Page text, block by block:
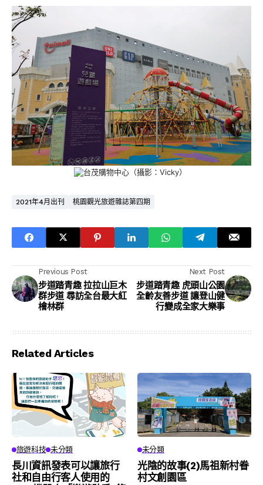
台茂購物中心（攝影：Vicky）
2021年4月出刊 桃園觀光旅遊雜誌第四期
Previous Post
步道踏青趣 拉拉山巨木
群步道 尋訪全台最大紅
檜林群
Next Post
步道踏青趣 虎頭山公園
全齡友善步道 讓登山健
行變成全家大樂事
Related Articles
旅遊科技 未分類
長川資訊發表可以讓旅行
社和自由行客人使用的
未分類
光陰的故事(2)馬祖新村眷
村文創園區